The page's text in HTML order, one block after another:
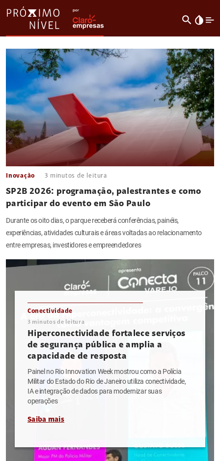
search invert_colors
Inovação 3 minutos de leitura
SP2B 2026: programação, palestrantes e como
participar do evento em São Paulo
Durante os oito dias, o parque receberá conferências, painéis,
experiências, atividades culturais e áreas voltadas ao relacionamento
entre empresas, investidores e empreendedores
Conectividade
3 minutos de leitura
Hiperconectividade fortalece serviços
de segurança pública e amplia a
capacidade de resposta
Painel no Rio Innovation Week mostrou como a Polícia
Militar do Estado do Rio de Janeiro utiliza conectividade,
IA e integração de dados para modernizar suas
operações
Saiba mais